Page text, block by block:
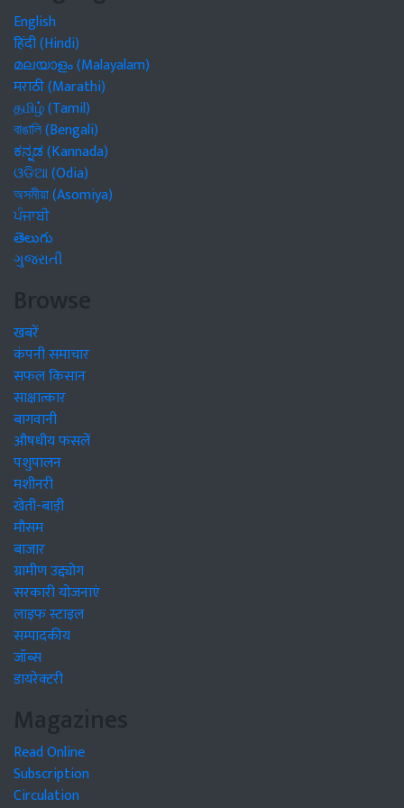
English
हिंदी (Hindi)
മലയാളം (Malayalam)
मराठी (Marathi)
தமிழ் (Tamil)
বাঙালি (Bengali)
ಕನ್ನಡ (Kannada)
ଓଡିଆ (Odia)
অসমীয়া (Asomiya)
ਪੰਜਾਬੀ
తెలుగు
ગુજરાતી
Browse
खबरें
कंपनी समाचार
सफल किसान
साक्षात्कार
बागवानी
औषधीय फसलें
पशुपालन
मशीनरी
खेती-बाड़ी
मौसम
बाजार
ग्रामीण उद्द्योग
सरकारी योजनाएं
लाइफ स्टाइल
सम्पादकीय
जॉब्स
डायरेक्टरी
Magazines
Read Online
Subscription
Circulation